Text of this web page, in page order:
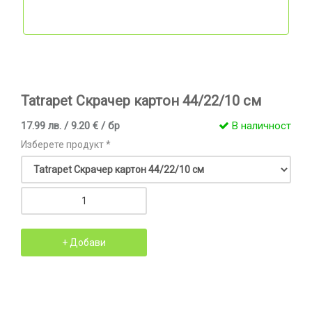
Tatrapet Скрачер картон 44/22/10 см
17.99 лв. / 9.20 € / бр В наличност
Изберете продукт *